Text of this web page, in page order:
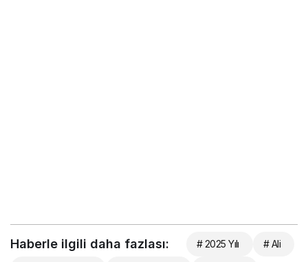
Haberle ilgili daha fazlası: # 2025 Yılı # Ali